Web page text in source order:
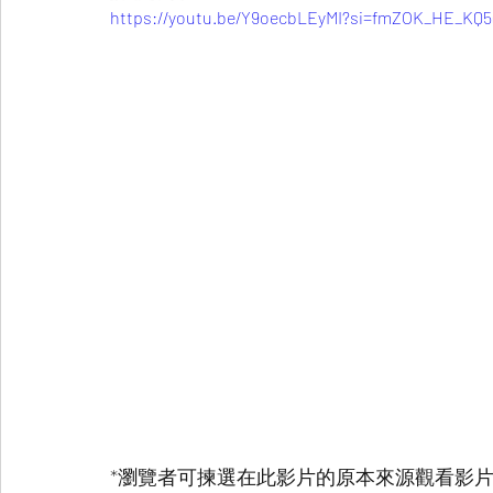
https://youtu.be/
*瀏覽者可揀選在此影片的原本來源觀看影片